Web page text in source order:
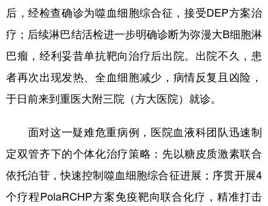
后，经检查确诊为噬血细胞综合征，接受DEP方案治
疗；后续淋巴结活检进一步明确诊断为弥漫大B细胞淋
巴瘤，经利妥昔单抗靶向治疗后出院。出院不久，患
者再次出现发热、全血细胞减少，病情反复且凶险，
于日前来到重医大附三院（方大医院）就诊。
面对这一疑难危重病例，医院血液科团队迅速制
定双管齐下的个体化治疗策略：先以糖皮质激素联合
依托泊苷，快速控制噬血细胞综合征进展；序贯开展4
个疗程PolaRCHP方案免疫靶向联合化疗，精准打击